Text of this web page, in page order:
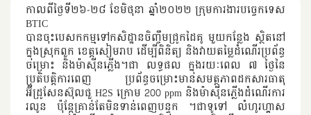
កាលពីថ្ងៃទី២៦-២៨ ខែមិថុនា ឆ្នាំ២០២២ ក្រុមការងារបច្ចេកទេស
BTIC
បានចុះបេសកកម្មទៅកសិដ្ឋានចិញ្ចឹមជ្រូកដៃគូ មួយកន្លែង ស្ថិតនៅ
ក្នុងស្រុកពួក ខេត្តសៀមរាប ដើម្បីពិនិត្យ និងវាយតម្លៃដំណើរប្រព័ន្ធ
ចម្រោះ និងម៉ាស៊ីនភ្លើង។ជា លទ្ធផល ក្នុងរយៈពេល ៧ ថ្ងៃនៃ
ប្រតិបត្តិការពេញ ប្រព័ន្ធចម្រោះមានសមត្ថភាពដកសារធាតុ
អ៊ីដ្រូសែនស៊ុលផួ H2S ក្រោម 200 ppm និងម៉ាស៊ីនភ្លើងដំណើរការ
រលូន ប៉ុន្តែគ្រាន់តែមិនទាន់ពេញបន្ទុក ។ជាទូទៅ លំហូរហ្គាស